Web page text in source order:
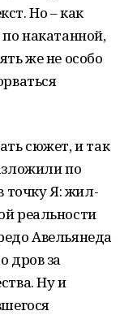
Но – как
накатанной,
же не особо
сюжет, и так
по
точку Я: жил-
реальности
Авельянеда
дров за
Ну и